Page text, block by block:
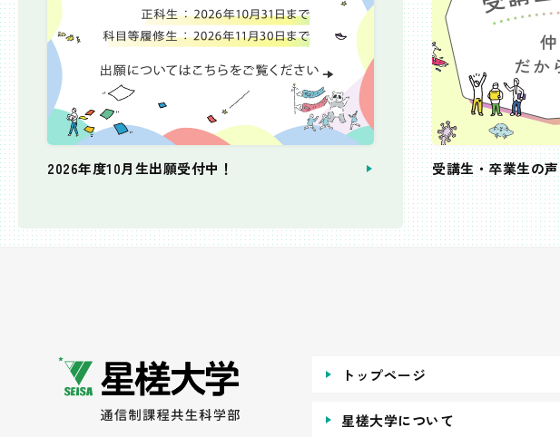
2026年度10月生出願受付中！
個別相談会 受講生・卒業生の声
トップページ
星槎大学について